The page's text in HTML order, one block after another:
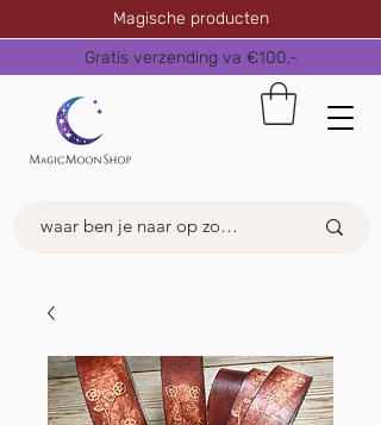
Magische producten
Gratis verzending va €100,-